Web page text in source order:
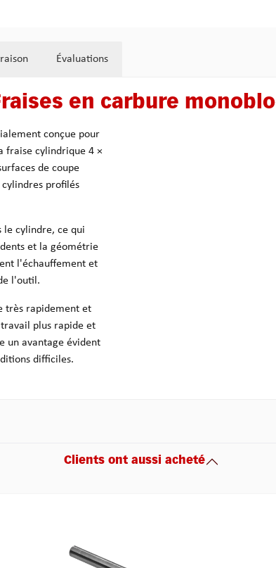
Évaluations
en carbure
conçue pour
fraise cylindrique 4 ×
de coupe
profilés
le cylindre, ce qui
et la géométrie
l'échauffement et
l'outil.
très rapidement et
plus rapide et
un avantage évident
difficiles.
Clients ont aussi acheté